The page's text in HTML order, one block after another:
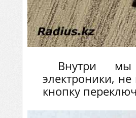
Внутри
электроники, не
кнопку